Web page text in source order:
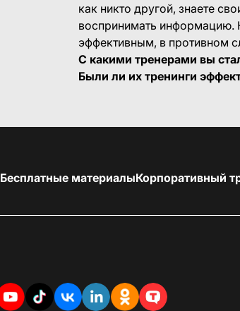
как никто другой, знаете
воспринимать информацию.
эффективным, в противном
С какими тренерами вы
Были ли их тренинги
Бесплатные материалыКорпоративный